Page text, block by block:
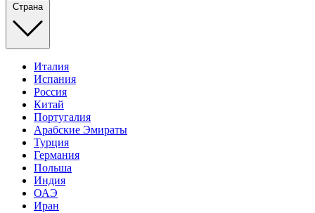
Страна
Италия
Испания
Россия
Китай
Португалия
Арабские Эмираты
Турция
Германия
Польша
Индия
ОАЭ
Иран